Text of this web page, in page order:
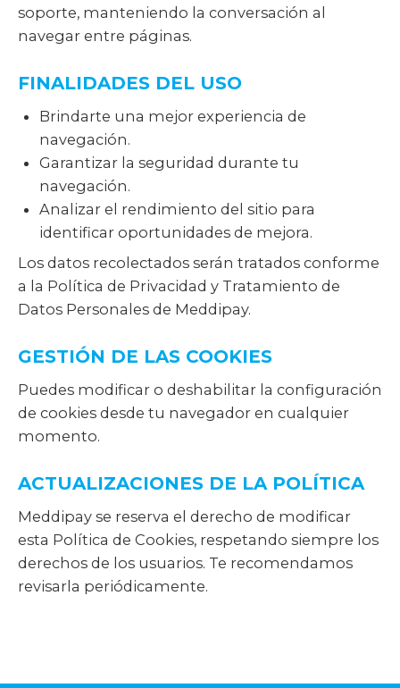
soporte, manteniendo la conversación al
navegar entre páginas.
FINALIDADES DEL USO
Brindarte una mejor experiencia de
navegación.
Garantizar la seguridad durante tu
navegación.
Analizar el rendimiento del sitio para
identificar oportunidades de mejora.
Los datos recolectados serán tratados conforme
a la Política de Privacidad y Tratamiento de
Datos Personales de Meddipay.
GESTIÓN DE LAS COOKIES
Puedes modificar o deshabilitar la configuración
de cookies desde tu navegador en cualquier
momento.
ACTUALIZACIONES DE LA POLÍTICA
Meddipay se reserva el derecho de modificar
esta Política de Cookies, respetando siempre los
derechos de los usuarios. Te recomendamos
revisarla periódicamente.